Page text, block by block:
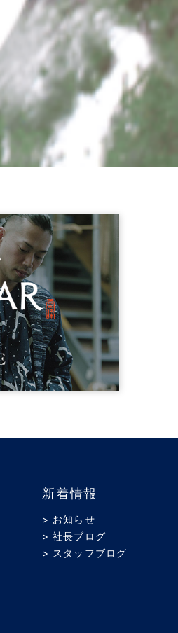
新着情報
> お知らせ
> 社長ブログ
> スタッフブログ